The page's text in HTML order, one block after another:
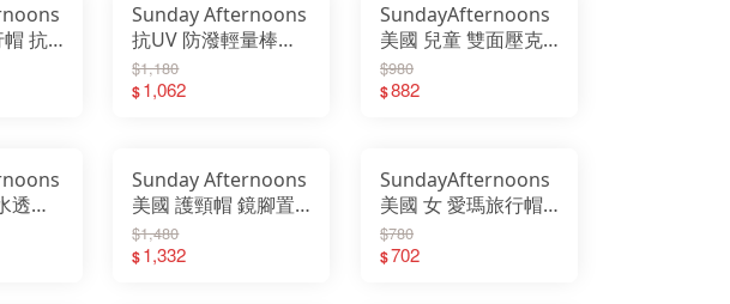
抗
暖
Sunday Afternoons
抗UV 防潑輕量棒球
帽 Sunward Radar
SAS2A06960B
$1,180
$1,062
SundayAfternoons
美國 兒童 雙面壓克
力針織保暖帽 雪地小
狐 SAS3D90831C-5
$980
$882
透氣
Sunday Afternoons
美國 護頸帽 鏡腳置
孔 抗UV 防潑 透氣
遮陽帽 帽子 帽
$1,480
$1,332
SundayAfternoons
美國 女 愛瑪旅行帽
防曬帽 戶外活動 海
邊 遮陽 莓果 Emma
$780
$702